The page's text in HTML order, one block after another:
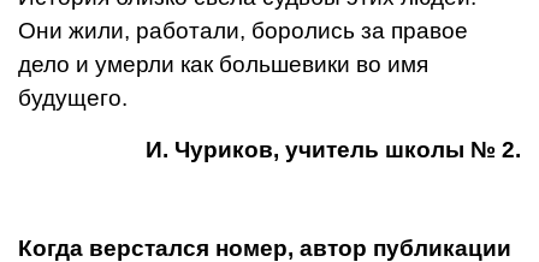
Они жили, работа­ли, боролись за правое
дело и умерли как большевики во имя
будущего.
И. Чуриков, учитель школы № 2.
Когда верстался номер, автор публикации